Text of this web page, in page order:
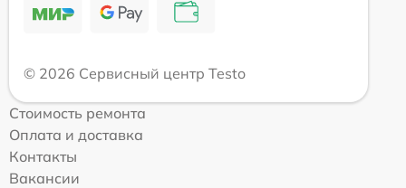
© 2026 Сервисный центр Testo
Стоимость ремонта
Оплата и доставка
Контакты
Вакансии